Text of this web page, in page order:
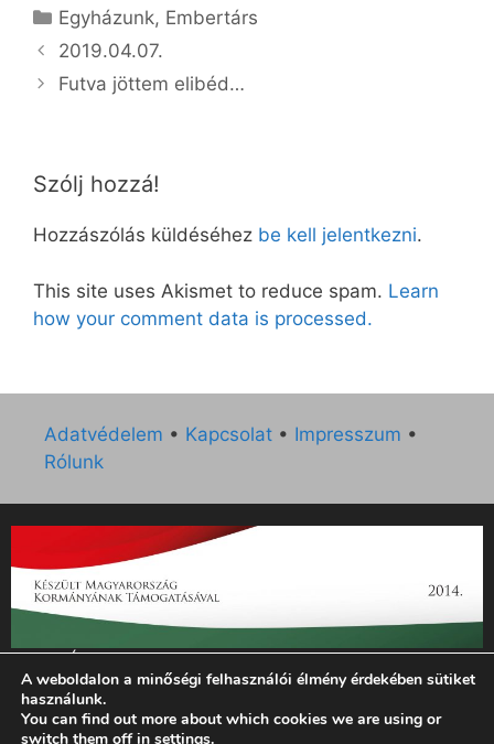
Kategória
Egyházunk, Embertárs
2019.04.07.
Futva jöttem elibéd…
Szólj hozzá!
Hozzászólás küldéséhez be kell jelentkezni.
This site uses Akismet to reduce spam. Learn
how your comment data is processed.
Adatvédelem • Kapcsolat • Impresszum •
Rólunk
„Az Új Ember katolikus hetilap 2014. évi működésének
támogatását az EGYH-KCP-14-P-0121 sz. támogatási
szerződés keretében 3 000 000 Ft összegben támogatta az
Emberi Erőforrások Minisztériuma.”
A weboldalon a minőségi felhasználói élmény érdekében sütiket
használunk.
You can find out more about which cookies we are using or
switch them off in settings.